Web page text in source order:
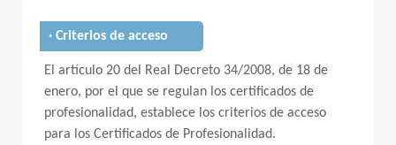
· Criterios de acceso
El artículo 20 del Real Decreto 34/2008, de 18 de
enero, por el que se regulan los certificados de
profesionalidad, establece los criterios de acceso
para los Certificados de Profesionalidad.